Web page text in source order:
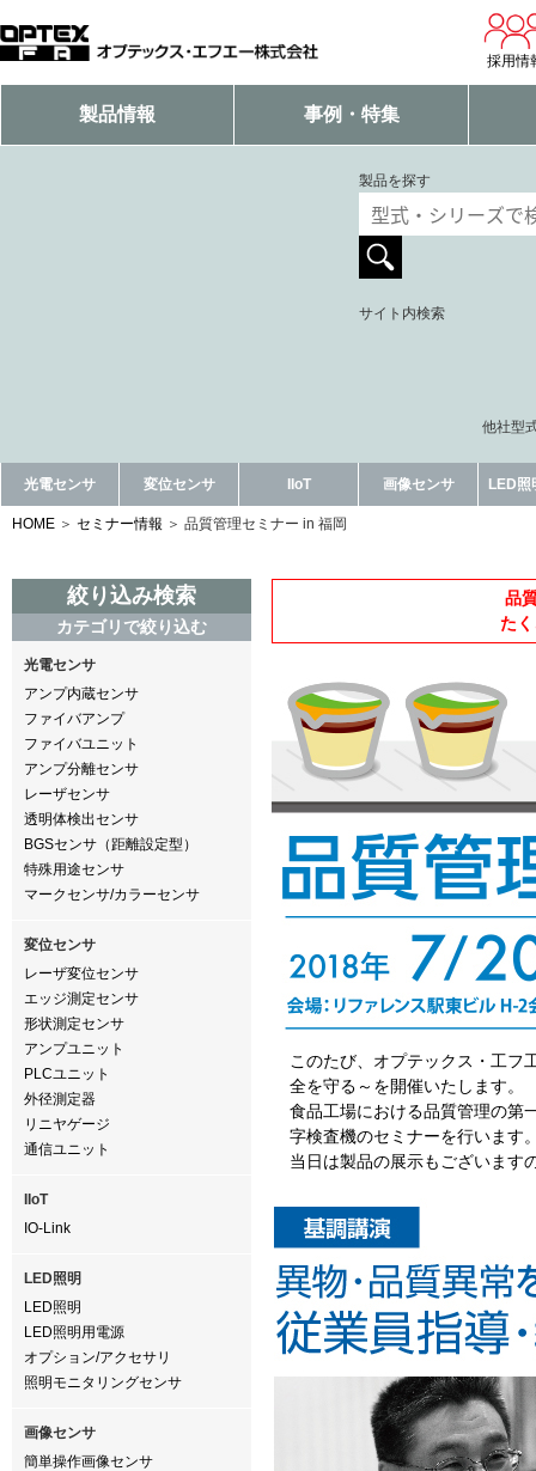
採用情
製品情報 事例・特集
製品を探す
サイト内検索
他社型
光電センサ 変位センサ IIoT 画像センサ LED照
HOME セミナー情報 品質管理セミナー in 福岡
絞り込み検索
カテゴリで絞り込む
光電センサ
アンプ内蔵センサ
ファイバアンプ
ファイバユニット
アンプ分離センサ
レーザセンサ
透明体検出センサ
BGSセンサ（距離設定型）
特殊用途センサ
マークセンサ/カラーセンサ
変位センサ
レーザ変位センサ
エッジ測定センサ
形状測定センサ
アンプユニット
PLCユニット
外径測定器
リニヤゲージ
通信ユニット
IIoT
IO-Link
LED照明
LED照明
LED照明用電源
オプション/アクセサリ
照明モニタリングセンサ
画像センサ
簡単操作画像センサ
品
た
このたび、オプテックス・工フ
全を守る～を開催いたします。
食品工場における品質管理の第
字検査機のセミナーを行います
当日は製品の展示もございます